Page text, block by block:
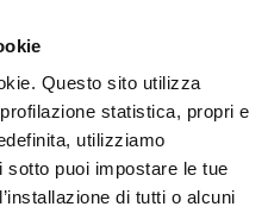
Questo sito utilizza
statistica, propri e
utilizziamo
puoi impostare le tue
di tutti o alcuni
I - Piazzetta Nazario